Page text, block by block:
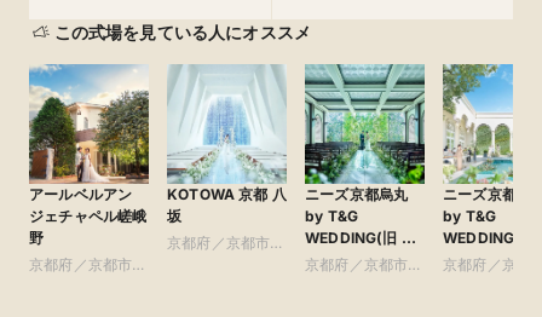
まだ間に合う！2026年12月まで【最大150万円ご優
この式場を見ている人にオススメ
アールベルアン
ジェチャペル嵯峨
野
京都府／京都市・
KOTOWA 京都 八
坂
京都府／京都市・
ニーズ京都烏丸
by T&G
WEDDING(旧 イ
ンスタイルウェ
京都府／京都市・
ニーズ京都北
by T&G
WEDDING(旧
山迎賓館 京都)
京都府／京都